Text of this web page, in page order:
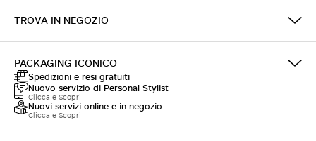
TROVA IN NEGOZIO
PACKAGING ICONICO
Spedizioni e resi gratuiti
Nuovo servizio di Personal Stylist
Clicca e Scopri
Nuovi servizi online e in negozio
Clicca e Scopri